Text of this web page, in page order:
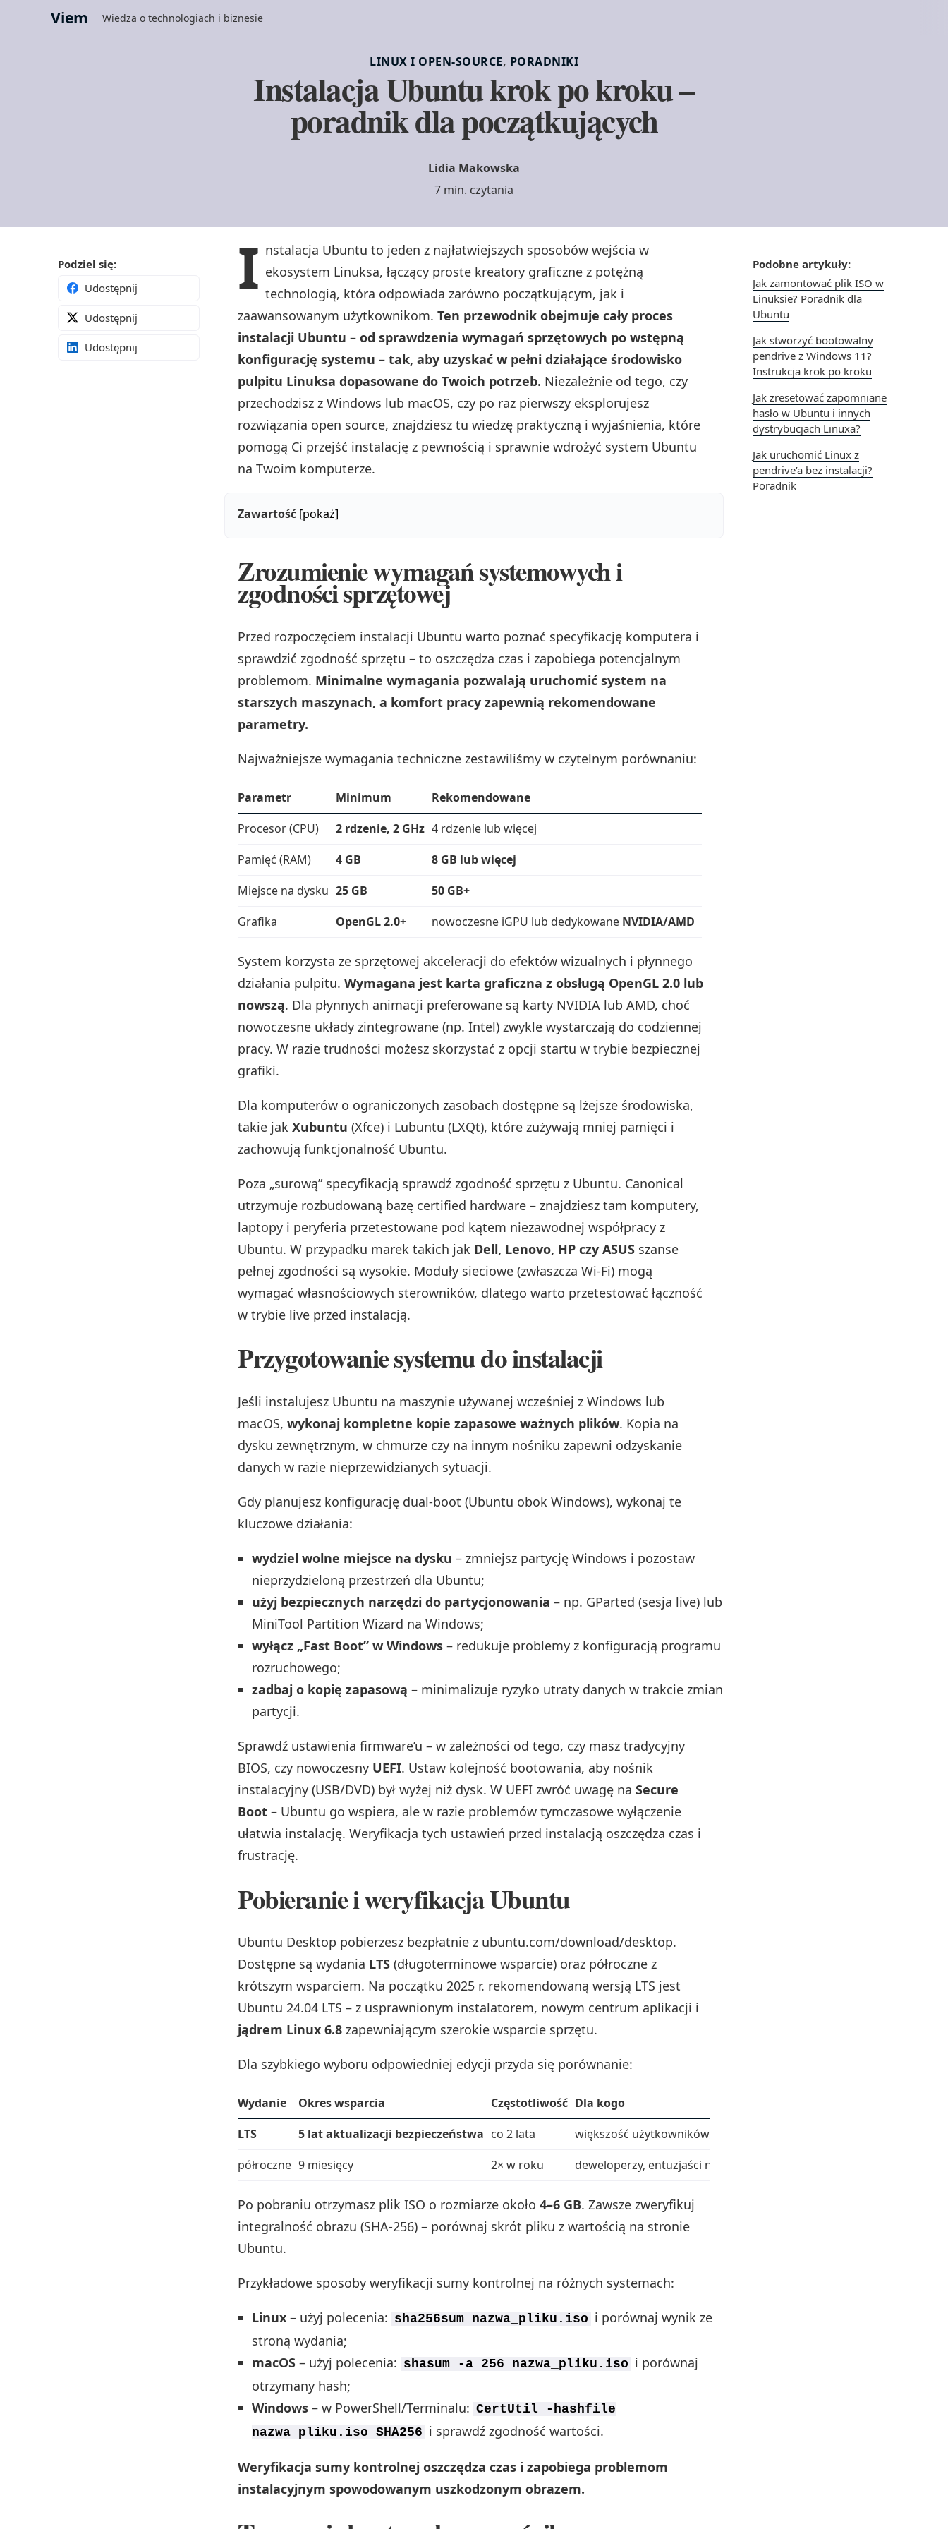
Viem Wiedza o technologiach i biznesie
LINUX I OPEN‑SOURCE, PORADNIKI
Instalacja Ubuntu krok po kroku –
poradnik dla początkujących
Lidia Makowska
7 min. czytania
Podobne artykuły:
Jak zamontować plik ISO w
Linuksie? Poradnik dla
Ubuntu
Jak stworzyć bootowalny
pendrive z Windows 11?
Instrukcja krok po kroku
Jak zresetować zapomniane
hasło w Ubuntu i innych
dystrybucjach Linuxa?
Jak uruchomić Linux z
pendrive’a bez instalacji?
Poradnik
Podziel się:
Udostępnij
Udostępnij
Udostępnij
I nstalacja Ubuntu to jeden z najłatwiejszych sposobów wejścia w
ekosystem Linuksa, łączący proste kreatory graficzne z potężną
technologią, która odpowiada zarówno początkującym, jak i
zaawansowanym użytkownikom. Ten przewodnik obejmuje cały proces
instalacji Ubuntu – od sprawdzenia wymagań sprzętowych po wstępną
konfigurację systemu – tak, aby uzyskać w pełni działające środowisko
pulpitu Linuksa dopasowane do Twoich potrzeb. Niezależnie od tego, czy
przechodzisz z Windows lub macOS, czy po raz pierwszy eksplorujesz
rozwiązania open source, znajdziesz tu wiedzę praktyczną i wyjaśnienia, które
pomogą Ci przejść instalację z pewnością i sprawnie wdrożyć system Ubuntu
na Twoim komputerze.
Zawartość [pokaż]
Zrozumienie wymagań systemowych i
zgodności sprzętowej
Przed rozpoczęciem instalacji Ubuntu warto poznać specyfikację komputera i
sprawdzić zgodność sprzętu – to oszczędza czas i zapobiega potencjalnym
problemom. Minimalne wymagania pozwalają uruchomić system na
starszych maszynach, a komfort pracy zapewnią rekomendowane
parametry.
Najważniejsze wymagania techniczne zestawiliśmy w czytelnym porównaniu:
Parametr Minimum
Rekomendowane
Procesor (CPU)
2 rdzenie, 2 GHz 4 rdzenie lub więcej
Pamięć (RAM)
4 GB
8 GB lub więcej
Miejsce na dysku 25 GB
50 GB+
Grafika
OpenGL 2.0+ nowoczesne iGPU lub dedykowane NVIDIA/AMD
System korzysta ze sprzętowej akceleracji do efektów wizualnych i płynnego
działania pulpitu. Wymagana jest karta graficzna z obsługą OpenGL 2.0 lub
nowszą. Dla płynnych animacji preferowane są karty NVIDIA lub AMD, choć
nowoczesne układy zintegrowane (np. Intel) zwykle wystarczają do codziennej
pracy. W razie trudności możesz skorzystać z opcji startu w trybie bezpiecznej
grafiki.
Dla komputerów o ograniczonych zasobach dostępne są lżejsze środowiska,
takie jak Xubuntu (Xfce) i Lubuntu (LXQt), które zużywają mniej pamięci i
zachowują funkcjonalność Ubuntu.
Poza „surową” specyfikacją sprawdź zgodność sprzętu z Ubuntu. Canonical
utrzymuje rozbudowaną bazę certified hardware – znajdziesz tam komputery,
laptopy i peryferia przetestowane pod kątem niezawodnej współpracy z
Ubuntu. W przypadku marek takich jak Dell, Lenovo, HP czy ASUS szanse
pełnej zgodności są wysokie. Moduły sieciowe (zwłaszcza Wi‑Fi) mogą
wymagać własnościowych sterowników, dlatego warto przetestować łączność
w trybie live przed instalacją.
Przygotowanie systemu do instalacji
Jeśli instalujesz Ubuntu na maszynie używanej wcześniej z Windows lub
macOS, wykonaj kompletne kopie zapasowe ważnych plików. Kopia na
dysku zewnętrznym, w chmurze czy na innym nośniku zapewni odzyskanie
danych w razie nieprzewidzianych sytuacji.
Gdy planujesz konfigurację dual‑boot (Ubuntu obok Windows), wykonaj te
kluczowe działania:
wydziel wolne miejsce na dysku – zmniejsz partycję Windows i pozostaw
nieprzydzieloną przestrzeń dla Ubuntu;
użyj bezpiecznych narzędzi do partycjonowania – np. GParted (sesja live) lub
MiniTool Partition Wizard na Windows;
wyłącz „Fast Boot” w Windows – redukuje problemy z konfiguracją programu
rozruchowego;
zadbaj o kopię zapasową – minimalizuje ryzyko utraty danych w trakcie zmian
partycji.
Sprawdź ustawienia firmware’u – w zależności od tego, czy masz tradycyjny
BIOS, czy nowoczesny UEFI. Ustaw kolejność bootowania, aby nośnik
instalacyjny (USB/DVD) był wyżej niż dysk. W UEFI zwróć uwagę na Secure
Boot – Ubuntu go wspiera, ale w razie problemów tymczasowe wyłączenie
ułatwia instalację. Weryfikacja tych ustawień przed instalacją oszczędza czas i
frustrację.
Pobieranie i weryfikacja Ubuntu
Ubuntu Desktop pobierzesz bezpłatnie z ubuntu.com/download/desktop.
Dostępne są wydania LTS (długoterminowe wsparcie) oraz półroczne z
krótszym wsparciem. Na początku 2025 r. rekomendowaną wersją LTS jest
Ubuntu 24.04 LTS – z usprawnionym instalatorem, nowym centrum aplikacji i
jądrem Linux 6.8 zapewniającym szerokie wsparcie sprzętu.
Dla szybkiego wyboru odpowiedniej edycji przyda się porównanie:
Wydanie Okres wsparcia Częstotliwość Dla kogo
LTS
5 lat aktualizacji bezpieczeństwa co 2 lata
większość użytkowników, stabilność i niezawodność
półroczne 9 miesięcy 2× w roku deweloperzy, entuzjaści nowości
Po pobraniu otrzymasz plik ISO o rozmiarze około 4–6 GB. Zawsze zweryfikuj
integralność obrazu (SHA‑256) – porównaj skrót pliku z wartością na stronie
Ubuntu.
Przykładowe sposoby weryfikacji sumy kontrolnej na różnych systemach:
Linux – użyj polecenia: sha256sum nazwa_pliku.iso i porównaj wynik ze
stroną wydania;
macOS – użyj polecenia: shasum -a 256 nazwa_pliku.iso i porównaj
otrzymany hash;
Windows – w PowerShell/Terminalu: CertUtil -hashfile
nazwa_pliku.iso SHA256 i sprawdź zgodność wartości.
Weryfikacja sumy kontrolnej oszczędza czas i zapobiega problemom
instalacyjnym spowodowanym uszkodzonym obrazem.